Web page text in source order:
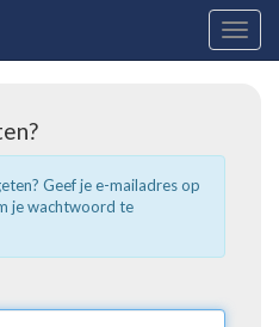
Geef je e-mailadres op
je wachtwoord te